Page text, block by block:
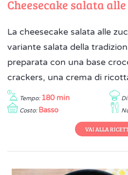
Cheesecake salata
La cheesecake salata alle
variante salata della
preparata con una base
crackers, una crema di
Tempo: 180 min
Costo: Basso
VAI ALLA